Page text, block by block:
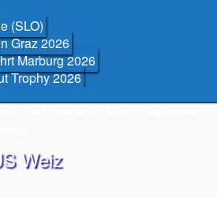
(SLO)
Graz 2026
Marburg 2026
Trophy 2026
Weiz